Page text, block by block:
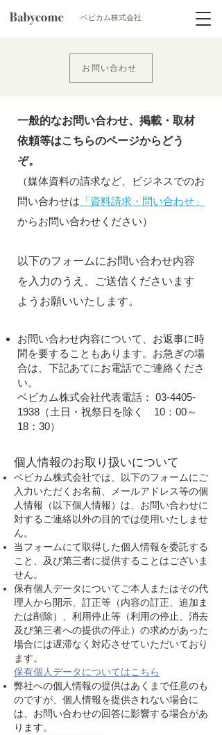
​ベビカム株式会社
お問い合わせ
一般的なお問い合わせ、掲載・取材
依頼等はこちらのページからどう
ぞ。
（媒体資料の請求など、ビジネスでのお
問い合わせは 「資料請求・問い合わせ」
からお問い合わせください）
以下のフォームにお問い合わせ内容
を入力のうえ、ご送信くださいます
ようお願いいたします。
お問い合わせ内容について、お返事に時
間を要することもあります。お急ぎの場
合は、下記あてにお電話でご連絡くださ
い。
ベビカム株式会社代表電話： 03-4405-
1938 （土日・祝祭日を除く 10：00～
18：30）
個人情報のお取り扱いについて
ベビカム株式会社では、以下のフォームにご
入力いただくお名前、メールアドレス等の個
人情報（以下個人情報）は、お問い合わせに
対するご連絡以外の目的では使用いたしませ
ん。
当フォームにて取得した個人情報を委託する
こと、及び第三者に提供することはございま
せん。
保有個人データについてご本人またはその代
理人から開示、訂正等（内容の訂正、追加ま
たは削除）、利用停止等（利用の停止、消去
及び第三者への提供の停止）の求めがあった
場合には遅滞なく対応させていただいており
ます。
保有個人データについてはこちら
弊社への個人情報の提供はあくまで任意のも
のですが、個人情報を提供されない場合に
は、お問い合わせの回答に影響する場合があ
ります。